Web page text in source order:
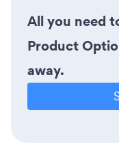
All you need
Product
away.